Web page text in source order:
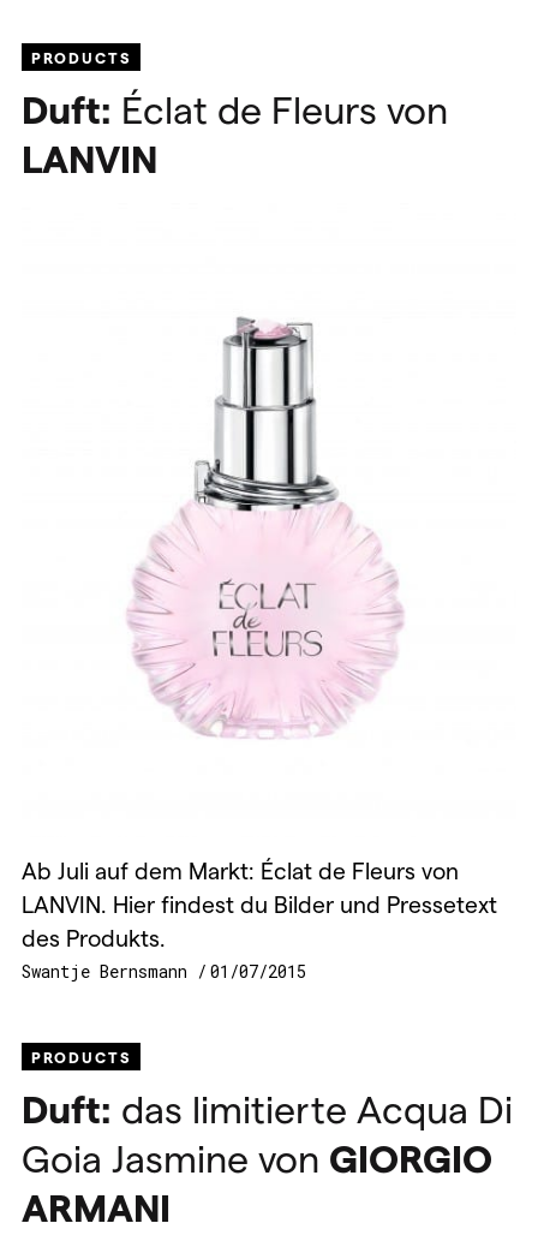
PRODUCTS
Duft: Éclat de Fleurs von
LANVIN
Ab Juli auf dem Markt: Éclat de Fleurs von
LANVIN. Hier findest du Bilder und Pressetext
des Produkts.
Swantje Bernsmann 01/07/2015
PRODUCTS
Duft: das limitierte Acqua Di
Goia Jasmine von GIORGIO
ARMANI